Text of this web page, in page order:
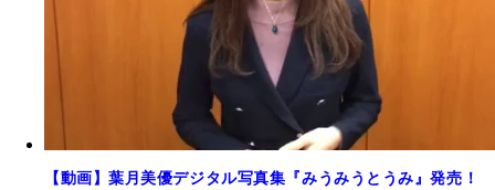
【動画】葉月美優デジタル写真集『みうみうとうみ』発売！